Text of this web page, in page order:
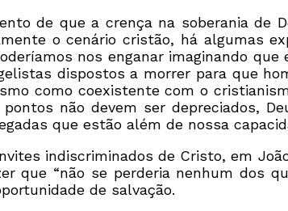
de que a crença na soberania de
o cenário cristão, há algumas
nos enganar imaginando
dispostos a morrer para que
como coexistente com o
não devem ser depreciados,
que estão além de nossa
indiscriminados de Cristo, em
que “não se perderia nenhum dos
de salvação.